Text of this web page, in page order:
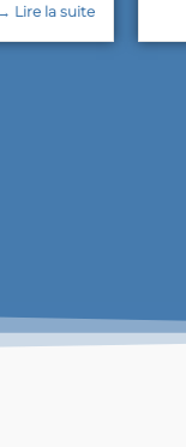
→ Lire la suite